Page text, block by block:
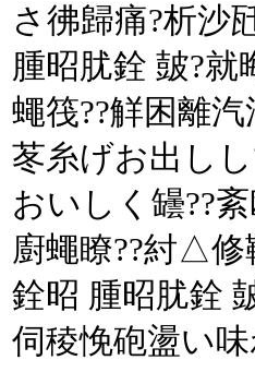
さ彿歸痛?析沙
腫昭肬銓 皷?
蠅筏??觧困離
苳糸げお出しし
おいしく罎??
廚蠅瞭??紂△
銓昭 腫昭肬銓
伺稜悗砲盪い